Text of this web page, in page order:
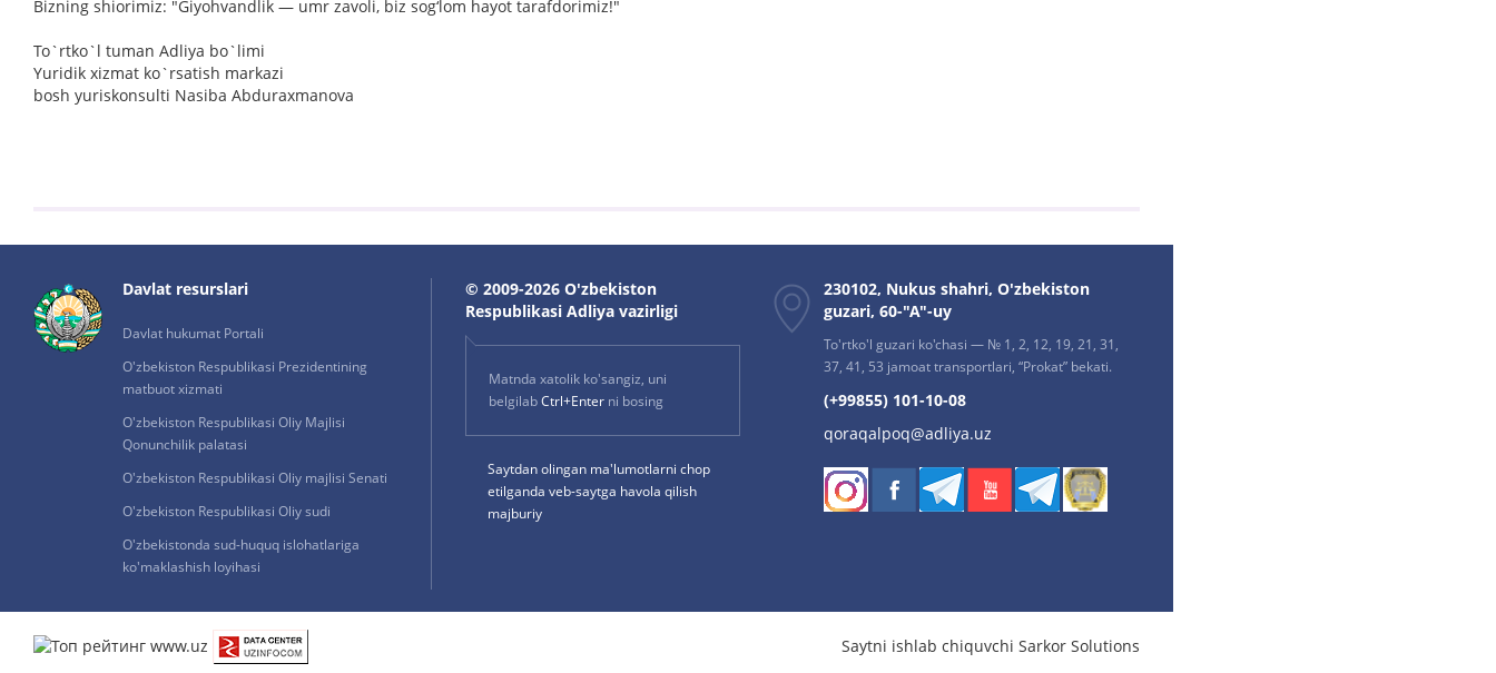
Bizning shiorimiz: "Giyohvandlik — umr zavoli, biz sog‘lom hayot tarafdorimiz!"
To`rtko`l tuman Adliya bo`limi
Yuridik xizmat ko`rsatish markazi
bosh yuriskonsulti Nasiba Abduraxmanova
Davlat resurslari
Davlat hukumat Portali
O'zbekiston Respublikasi Prezidentining
matbuot xizmati
O'zbekiston Respublikasi Oliy Majlisi
Qonunchilik palatasi
O'zbekiston Respublikasi Oliy majlisi Senati
O'zbekiston Respublikasi Oliy sudi
O'zbekistonda sud-huquq islohatlariga
ko'maklashish loyihasi
© 2009-2026 O'zbekiston
Respublikasi Adliya vazirligi
Matnda xatolik ko'sangiz, uni
belgilabCtrl+Enterni bosing
Saytdan olingan ma'lumotlarni chop
etilganda veb-saytga havola qilish
majburiy
230102, Nukus shahri, O'zbekiston
guzari, 60-"A"-uy
To'rtko'l guzari ko'chasi — № 1, 2, 12, 19, 21, 31,
37, 41, 53 jamoat transportlari, “Prokat” bekati.
(+99855) 101-10-08
qoraqalpoq@adliya.uz
Saytni ishlab chiquvchi Sarkor Solutions